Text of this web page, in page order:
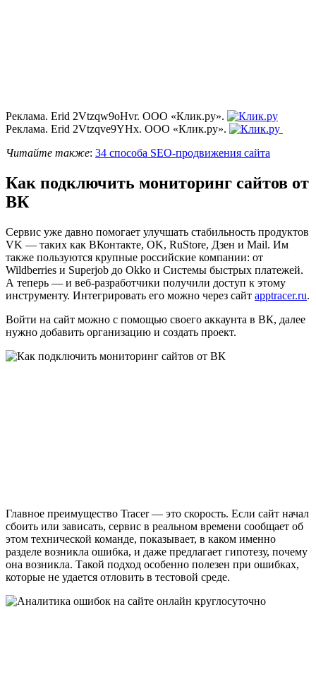
Реклама. Erid 2Vtzqw9oHvr. ООО «Клик.ру».
Реклама. Erid 2Vtzqve9YHx. ООО «Клик.ру».
Читайте также: 34 способа SEO-продвижения сайта
Как подключить мониторинг сайтов от
ВК
Сервис уже давно помогает улучшать стабильность продуктов
VK — таких как ВКонтакте, OK, RuStore, Дзен и Mail. Им
также пользуются крупные российские компании: от
Wildberries и Superjob до Okko и Системы быстрых платежей.
А теперь — и веб-разработчики получили доступ к этому
инструменту. Интегрировать его можно через сайт apptracer.ru.
Войти на сайт можно с помощью своего аккаунта в ВК, далее
нужно добавить организацию и создать проект.
Главное преимущество Tracer — это скорость. Если сайт начал
сбоить или зависать, сервис в реальном времени сообщает об
этом технической команде, показывает, в каком именно
разделе возникла ошибка, и даже предлагает гипотезу, почему
она возникла. Такой подход особенно полезен при ошибках,
которые не удается отловить в тестовой среде.